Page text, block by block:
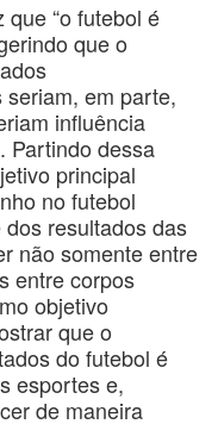
“o futebol é
que o
seriam, em parte,
influência
Partindo dessa
principal
no futebol
resultados das
não somente entre
entre corpos
objetivo
que o
do futebol é
esportes e,
de maneira